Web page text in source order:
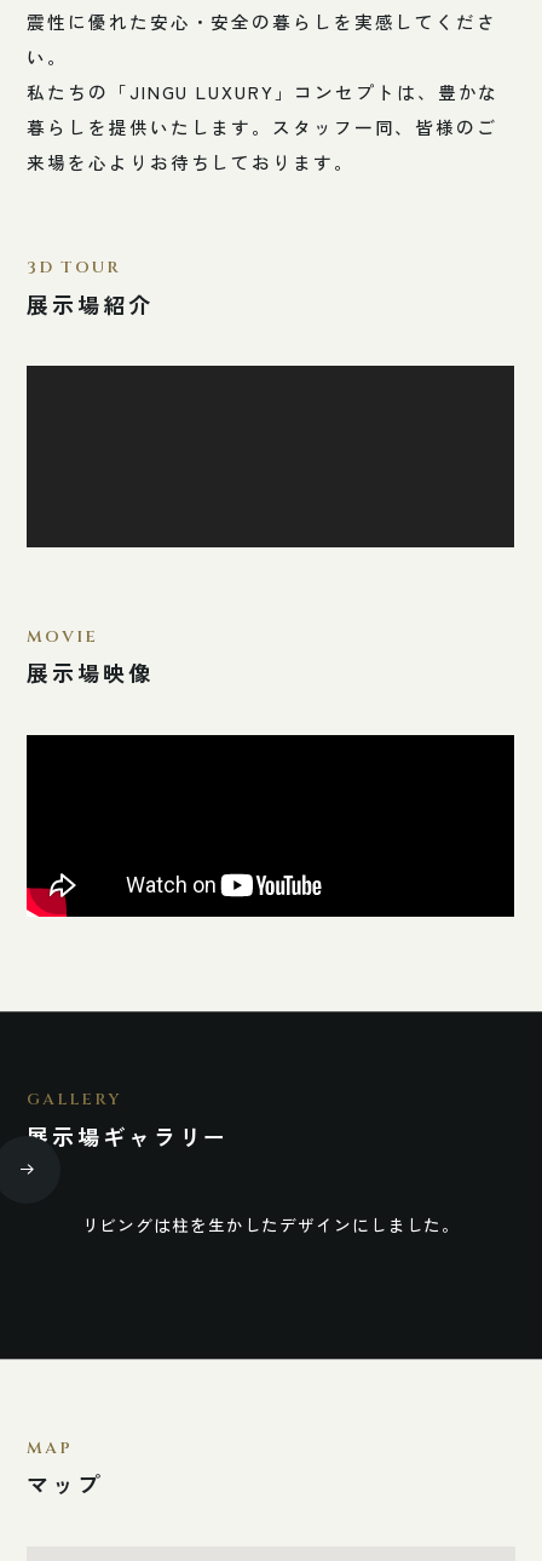
震性に優れた安心・安全の暮らしを実感してくださ
い。
私たちの「JINGU LUXURY」コンセプトは、豊かな
暮らしを提供いたします。スタッフ一同、皆様のご
来場を心よりお待ちしております。
3D TOUR
展示場紹介
MOVIE
展示場映像
GALLERY
展示場ギャラリー
リビングは柱を生かしたデザインにしました。
MAP
マップ